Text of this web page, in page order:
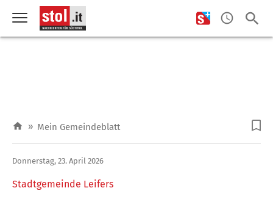
» Mein Gemeindeblatt
Stadtgemeinde Leifers
Donnerstag, 23. April 2026